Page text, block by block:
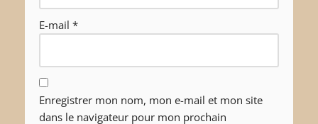
E-mail *
Enregistrer mon nom, mon e-mail et mon site
dans le navigateur pour mon prochain